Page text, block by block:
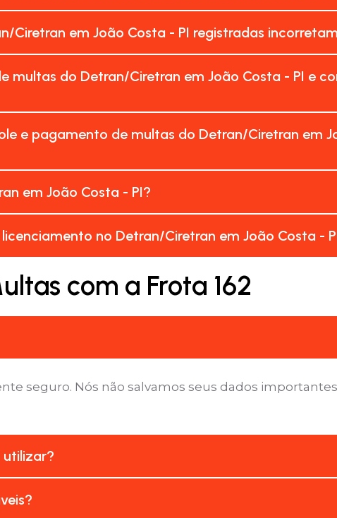
em João Costa - PI registradas
multas do Detran/Ciretran em João Costa - PI e
e pagamento de multas do Detran/Ciretran em
em João Costa - PI?
no Detran/Ciretran em João Costa -
com a Frota 162
seguro. Nós não salvamos seus dados
utilizar?